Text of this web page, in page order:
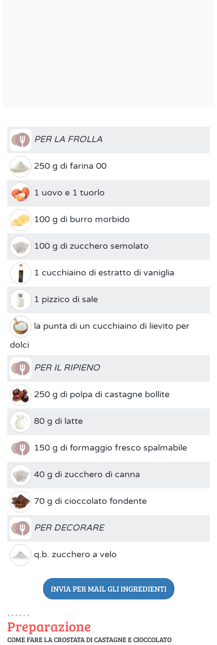
PER LA FROLLA
250 g di farina 00
1 uovo e 1 tuorlo
100 g di burro morbido
100 g di zucchero semolato
1 cucchiaino di estratto di vaniglia
1 pizzico di sale
la punta di un cucchiaino di lievito per
dolci
PER IL RIPIENO
250 g di polpa di castagne bollite
80 g di latte
150 g di formaggio fresco spalmabile
40 g di zucchero di canna
70 g di cioccolato fondente
PER DECORARE
q.b. zucchero a velo
INVIA PER MAIL GLI INGREDIENTI
Preparazione
COME FARE LA CROSTATA DI CASTAGNE E CIOCCOLATO